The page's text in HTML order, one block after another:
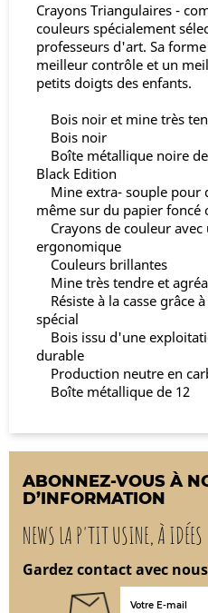
Crayons Triangulaires -
couleurs spécialement
professeurs d'art. Sa
meilleur contrôle et un
petits doigts des enfants.
Bois noir et mine très
Bois noir
Boîte métallique noire
Black Edition
Mine extra- souple pour
même sur du papier foncé
Crayons de couleur
ergonomique
Couleurs brillantes
Mine très tendre et
Résiste à la casse grâce
spécial
Bois issu d'une
durable
Production neutre en
Boîte métallique de 12
ABONNEZ-VOUS À
D’INFORMATION
NEWS LA P'TIT USINE, À IDÉES
Gardez contact avec